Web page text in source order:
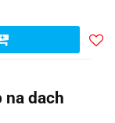
na dach